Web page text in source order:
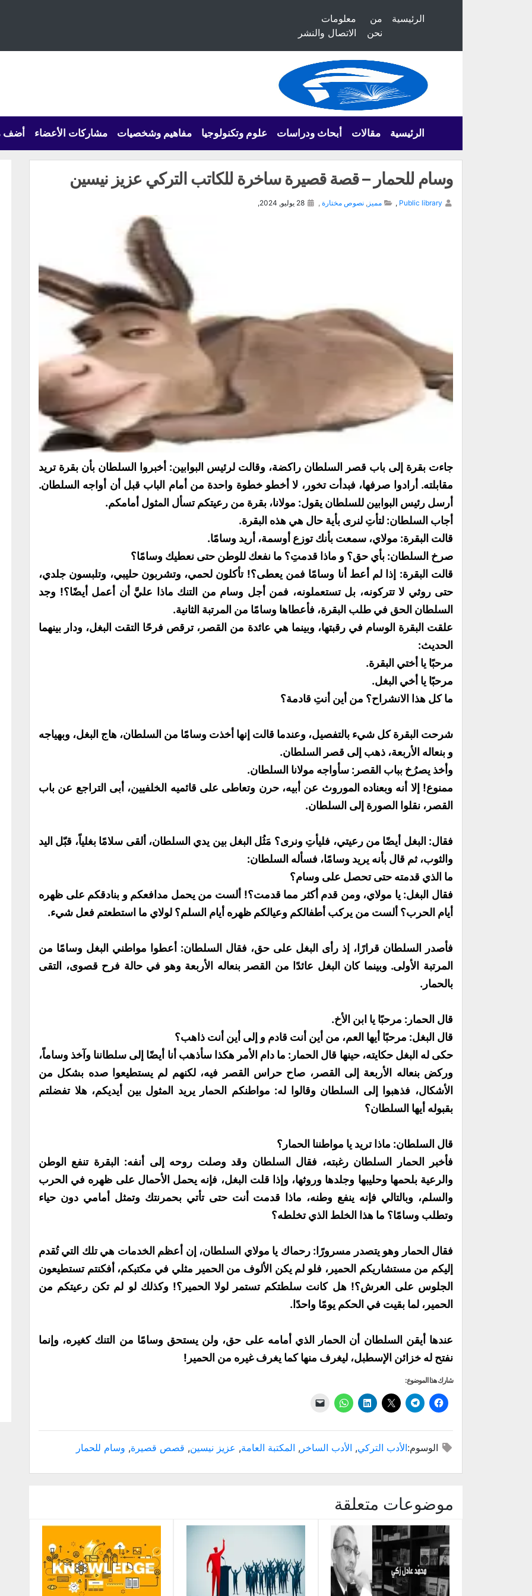
الرئيسية
من
نحن
معلومات
الاتصال والنشر
الرئيسية مقالات أبحاث ودراسات علوم وتكنولوجيا مفاهيم وشخصيات مشاركات الأعضاء أضف
وسام للحمار – قصة قصيرة ساخرة للكاتب التركي عزيز نيسين
Public library
, مميز , نصوص مختارة ,
جاءت بقرة إلى باب قصر السلطان راكضة، وقالت لرئيس البوابين: أخبروا السلطان بأن بقرة تريد
مقابلته. أرادوا صرفها، فبدأت تخور، لا أخطو خطوة واحدة من أمام الباب قبل أن أواجه السلطان.
أرسل رئيس البوابين للسلطان يقول: مولانا، بقرة من رعيتكم تسأل المثول أمامكم.
أجاب السلطان: لتأتِ لنرى بأية حال هي هذه البقرة.
قالت البقرة: مولاي، سمعت بأنك توزع أوسمة، أريد وسامًا.
صرخ السلطان: بأي حق؟ و ماذا قدمتِ؟ ما نفعك للوطن حتى نعطيك وسامًا؟
قالت البقرة: إذا لم أعط أنا وسامًا فمن يعطى؟! تأكلون لحمي، وتشربون حليبي، وتلبسون جلدي،
حتى روثي لا تتركونه، بل تستعملونه، فمن أجل وسام من التنك ماذا عليَّ أن أعمل أيضًا؟! وجد
السلطان الحق في طلب البقرة، فأعطاها وسامًا من المرتبة الثانية.
علقت البقرة الوسام في رقبتها، وبينما هي عائدة من القصر، ترقص فرحًا التقت البغل، ودار بينهما
الحديث:
مرحبًا يا أختي البقرة.
مرحبًا يا أخي البغل.
ما كل هذا الانشراح؟ من أين أنتِ قادمة؟
شرحت البقرة كل شيء بالتفصيل، وعندما قالت إنها أخذت وسامًا من السلطان، هاج البغل، وبهياجه
و بنعاله الأربعة، ذهب إلى قصر السلطان.
وأخذ يصرُخ بباب القصر: سأواجه مولانا السلطان.
ممنوع! إلا أنه وبعناده الموروث عن أبيه، حرن وتعاطى على قائميه الخلفيين، أبى التراجع عن باب
القصر، نقلوا الصورة إلى السلطان.
فقال: البغل أيضًا من رعيتي، فليأتِ ونرى؟ مَثُل البغل بين يدي السلطان، ألقى سلامًا بغلياً، قبّل اليد
والثوب، ثم قال بأنه يريد وسامًا، فسأله السلطان:
ما الذي قدمته حتى تحصل على وسام؟
فقال البغل: يا مولاي، ومن قدم أكثر مما قدمت؟! ألست من يحمل مدافعكم و بنادقكم على ظهره
أيام الحرب؟ ألست من يركب أطفالكم وعيالكم ظهره أيام السلم؟ لولاي ما استطعتم فعل شيء.
فأصدر السلطان قرارًا، إذ رأى البغل على حق، فقال السلطان: أعطوا مواطني البغل وسامًا من
المرتبة الأولى. وبينما كان البغل عائدًا من القصر بنعاله الأربعة وهو في حالة فرح قصوى، التقى
بالحمار.
قال الحمار: مرحبًا يا ابن الأخ.
قال البغل: مرحبًا أيها العم، من أين أنت قادم و إلى أين أنت ذاهب؟
حكى له البغل حكايته، حينها قال الحمار: ما دام الأمر هكذا سأذهب أنا أيضًا إلى سلطاننا وآخذ وساماً،
وركض بنعاله الأربعة إلى القصر، صاح حراس القصر فيه، لكنهم لم يستطيعوا صده بشكل من
الأشكال، فذهبوا إلى السلطان وقالوا له: مواطنكم الحمار يريد المثول بين أيديكم، هلا تفضلتم
بقبوله أيها السلطان؟
قال السلطان: ماذا تريد يا مواطننا الحمار؟
فأخبر الحمار السلطان رغبته، فقال السلطان وقد وصلت روحه إلى أنفه: البقرة تنفع الوطن
والرعية بلحمها وحليبها وجلدها وروثها، وإذا قلت البغل، فإنه يحمل الأحمال على ظهره في الحرب
والسلم، وبالتالي فإنه ينفع وطنه، ماذا قدمت أنت حتى تأتي بحمرنتك وتمثل أمامي دون حياء
وتطلب وسامًا؟ ما هذا الخلط الذي تخلطه؟
فقال الحمار وهو يتصدر مسرورًا: رحماك يا مولاي السلطان، إن أعظم الخدمات هي تلك التي تُقدم
إليكم من مستشاريكم الحمير، فلو لم يكن الألوف من الحمير مثلي في مكتبكم، أفكنتم تستطيعون
الجلوس على العرش؟! هل كانت سلطتكم تستمر لولا الحمير؟! وكذلك لو لم تكن رعيتكم من
الحمير، لما بقيت في الحكم يومًا واحدًا.
عندها أيقن السلطان أن الحمار الذي أمامه على حق، ولن يستحق وسامًا من التنك كغيره، وإنما
نفتح له خزائن الإسطبل، ليغرف منها كما يغرف غيره من الحمير!
شارك هذا الموضوع:
انقر
للمشاركة
(فتح
نافذة
جديدة)
انقر
للمشاركة
(فتح
في
نافذة
جديدة)
النقر
للمشاركة
(فتح
نافذة
جديدة)
اضغط
لتشارك
(فتح
نافذة
جديدة)
انقر
للمشاركة
(فتح
نافذة
جديدة)
البريد
إلى
صديق
في
الوسوم:الأدب التركي, الأدب الساخر , المكتبة العامة, عزيز نيسين, قصص قصيرة, وسام للحمار
موضوعات متعلقة